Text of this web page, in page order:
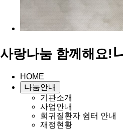
사랑나눔 함께해요!
HOME
나눔안내
기관소개
사업안내
희귀질환자 쉼터 안내
재정현황